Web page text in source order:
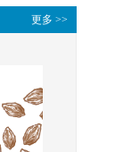
更多 >>